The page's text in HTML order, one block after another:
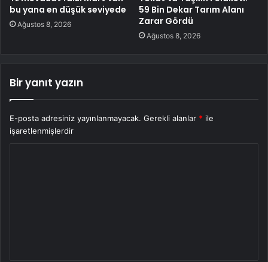
bu yana en düşük seviyede
Ağustos 8, 2026
59 Bin Dekar Tarım Alanı
Zarar Gördü
Ağustos 8, 2026
Bir yanıt yazın
E-posta adresiniz yayınlanmayacak. Gerekli alanlar * ile
işaretlenmişlerdir